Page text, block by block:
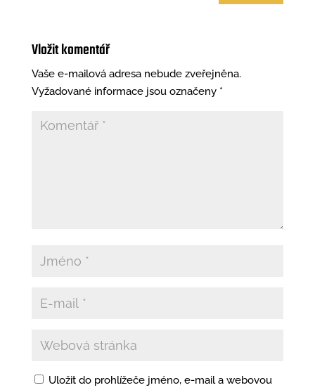
Vložit komentář
Vaše e-mailová adresa nebude zveřejněna.
Vyžadované informace jsou označeny *
Uložit do prohlížeče jméno, e-mail a webovou